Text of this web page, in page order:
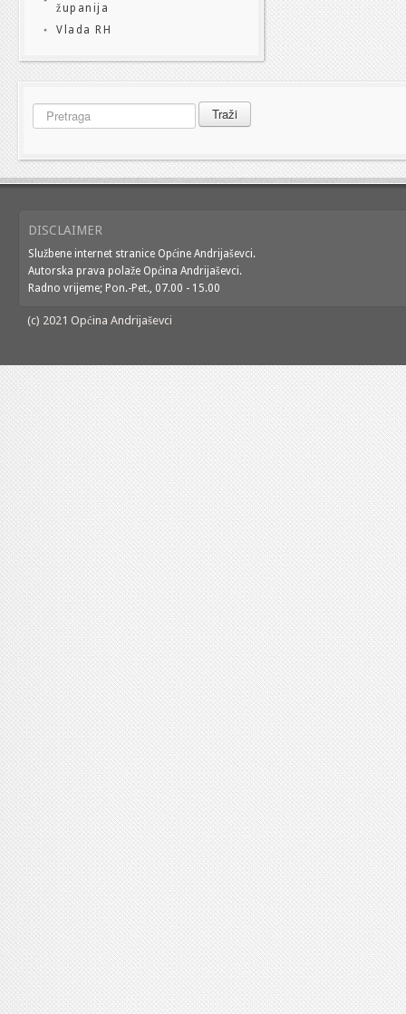
županija
Vlada RH
Pretraga Traži
DISCLAIMER
Službene internet stranice Općine Andrijaševci.
Autorska prava polaže Općina Andrijaševci.
Radno vrijeme; Pon.-Pet., 07.00 - 15.00
(c) 2021 Općina Andrijaševci